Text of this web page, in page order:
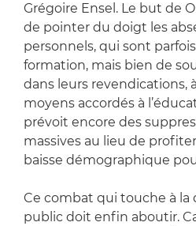
Grégoire Ensel. Le but de
de pointer du doigt les
personnels, qui sont
formation, mais bien de
dans leurs revendications,
moyens accordés à
prévoit encore des
massives au lieu de
baisse démographique
Ce combat qui touche à la
public doit enfin aboutir.